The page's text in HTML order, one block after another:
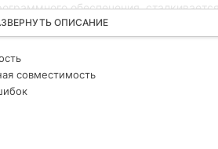
обеспечения,
Эти сбои приводят к подозрениям
и её работа
провести собственное расследование,
вскоре понимают, что дело гораздо
Их расследование сталкивается с
тайны внутри компании и
зашифрованные сообщения и
на внутренние заговоры.
ОПИСАНИЕ
совместимость